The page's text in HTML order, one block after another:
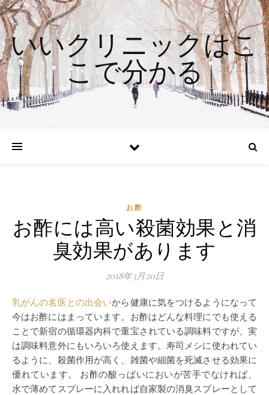
いいクリニックはこ
こで分かる
お酢
お酢には高い殺菌効果と消
臭効果があります
2018年3月20日
乳がんの名医との出会いから健康に気をつけるようになって
今はお酢にはまっています。お酢はどんな料理にでも使える
ことで新宿の循環器内科で重宝されている調味料ですが、実
は調味料意外にもいろいろ使えます。寿司メシに使われてい
るように、殺菌作用が高く、雑菌や細菌を死滅させる効果に
優れています。 お酢の酸っぱいにおいが苦手でなければ、
水で薄めてスプレーに入れれば自家製の消臭スプレーとして